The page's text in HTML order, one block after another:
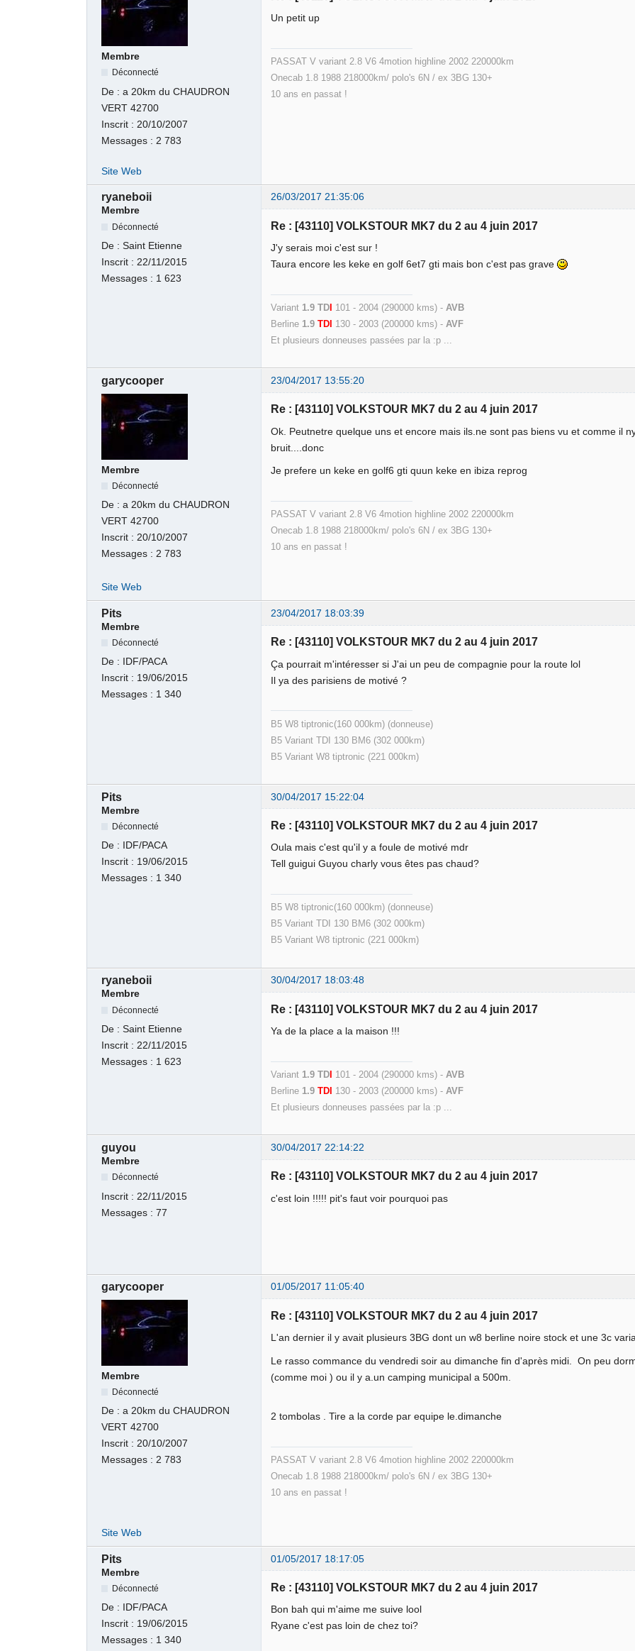
Membre
Déconnecté
De :a 20km du CHAUDRON
VERT 42700
Inscrit : 20/10/2007
Messages : 2 783
Un petit up
PASSAT V variant 2.8 V6 4motion highline 2002 220000km
Onecab 1.8 1988 218000km/ polo's 6N / ex 3BG 130+
10 ans en passat !
Site Web
ryaneboii
26/03/2017 21:35:06
Membre
Déconnecté
De :Saint Etienne
Inscrit : 22/11/2015
Messages : 1 623
Re : [43110] VOLKSTOUR MK7 du 2 au 4 juin 2017
J'y serais moi c'est sur !
Taura encore les keke en golf 6et7 gti mais bon c'est pas grave
Variant 1.9 TD 101 - 2004 (290000 kms) -AVB
Berline 1.9TDI 130 - 2003 (200000 kms) -AVF
Et plusieurs donneuses passées par la :p ...
garycooper 23/04/2017 13:55:20
Membre
Déconnecté
De :a 20km du CHAUDRON
VERT 42700
Inscrit :20/10/2007
Messages :2 783
Re : [43110] VOLKSTOUR MK7 du 2 au 4 juin 2017
Ok. Peutnetre quelque uns et encore mais ils.ne sont pas biens vu et comme il
bruit....donc
Je prefere un keke en golf6 gti quun keke en ibiza reprog
PASSAT V variant 2.8 V6 4motion highline 2002 220000km
Onecab 1.8 1988 218000km/ polo's 6N / ex 3BG 130+
10 ans en passat !
Site Web
Pits
23/04/2017 18:03:39
Membre
Déconnecté
De :
IDF/PACA
Inscrit : 19/06/2015
Messages : 1 340
Re : [43110] VOLKSTOUR MK7 du 2 au 4 juin 2017
Ça pourrait m'intéresser si J'ai un peu de compagnie pour la route lol
Il ya des parisiens de motivé ?
B5 W8 tiptronic(160 000km) (donneuse)
B5 Variant TDI 130 BM6 (302 000km)
B5 Variant W8 tiptronic (221 000km)
Pits
30/04/2017 15:22:04
Membre
Déconnecté
De :
IDF/PACA
Inscrit : 19/06/2015
Messages : 1 340
Re : [43110] VOLKSTOUR MK7 du 2 au 4 juin 2017
Oula mais c'est qu'il y a foule de motivé mdr
Tell guigui Guyou charly vous êtes pas chaud?
B5 W8 tiptronic(160 000km) (donneuse)
B5 Variant TDI 130 BM6 (302 000km)
B5 Variant W8 tiptronic (221 000km)
ryaneboii
30/04/2017 18:03:48
Membre
Déconnecté
De :Saint Etienne
Inscrit : 22/11/2015
Messages : 1 623
Re : [43110] VOLKSTOUR MK7 du 2 au 4 juin 2017
Ya de la place a la maison !!!
Variant 1.9 TD 101 - 2004 (290000 kms) -AVB
Berline 1.9TDI 130 - 2003 (200000 kms) -AVF
Et plusieurs donneuses passées par la :p ...
guyou
30/04/2017 22:14:22
Membre
Déconnecté
Inscrit : 22/11/2015
Messages :77
Re : [43110] VOLKSTOUR MK7 du 2 au 4 juin 2017
c'est loin !!!!! pit's faut voir pourquoi pas
garycooper 01/05/2017 11:05:40
Membre
Déconnecté
De :a 20km du CHAUDRON
VERT 42700
Inscrit :20/10/2007
Messages :2 783
Re : [43110] VOLKSTOUR MK7 du 2 au 4 juin 2017
L'an dernier il y avait plusieurs 3BG dont un w8 berline noire stock et une 3c
Le rasso commance du vendredi soir au dimanche fin d'après midi. On peu
(comme moi ) ou il y a.un camping municipal a 500m.
2 tombolas . Tire a la corde par equipe le.dimanche
PASSAT V variant 2.8 V6 4motion highline 2002 220000km
Onecab 1.8 1988 218000km/ polo's 6N / ex 3BG 130+
10 ans en passat !
Site Web
Pits
01/05/2017 18:17:05
Membre
Déconnecté
De :
IDF/PACA
Inscrit : 19/06/2015
Messages : 1 340
Re : [43110] VOLKSTOUR MK7 du 2 au 4 juin 2017
Bon bah qui m'aime me suive lool
Ryane c'est pas loin de chez toi?